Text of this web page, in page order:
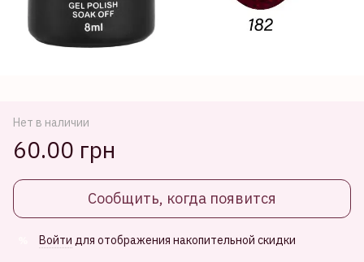
Нет в наличии
60.00 грн
Сообщить, когда появится
Войти для отображения накопительной скидки